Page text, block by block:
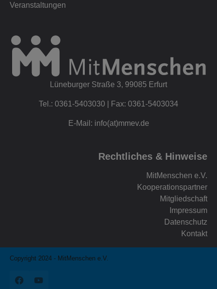
Veranstaltungen
Lüneburger Straße 3, 99085 Erfurt
Tel.: 0361-5403030 | Fax: 0361-5403034
E-Mail: info(at)mmev.de
Rechtliches & Hinweise
MitMenschen e.V.
Kooperationspartner
Mitgliedschaft
Impressum
Datenschutz
Kontakt
Copyright 2024 - MitMenschen e.V.
FacebookYouTube